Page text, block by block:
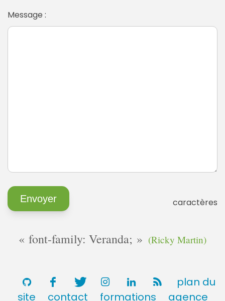
Message :
caractères
font-family: Veranda; (Ricky Martin)
plan du
site
contact formations agence